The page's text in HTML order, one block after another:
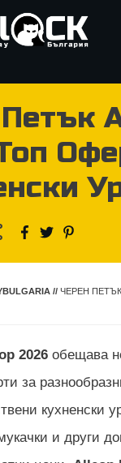
//ЧЕРЕН ПЕТЪК
2026 обещава
за
кухненски
и други